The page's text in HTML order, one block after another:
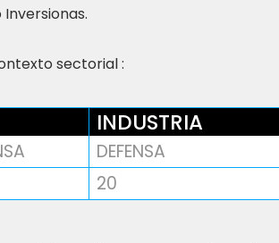
sectorial :
INDUSTRIA
DEFENSA
20